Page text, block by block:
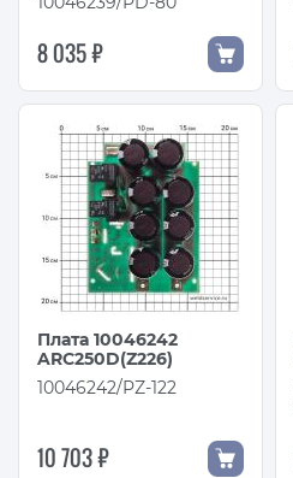
8 035 ₽
Плата 10046242
ARC250D(Z226)
10046242/PZ-122
10 703 ₽